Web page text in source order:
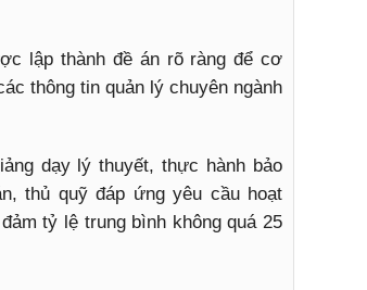
lập thành đề án rõ ràng để cơ
thông tin quản lý chuyên ngành
dạy lý thuyết, thực hành bảo
thủ quỹ đáp ứng yêu cầu hoạt
tỷ lệ trung bình không quá 25